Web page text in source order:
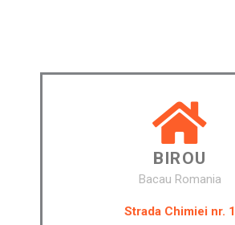
BIROU
Bacau Romania
Strada Chimiei nr. 1